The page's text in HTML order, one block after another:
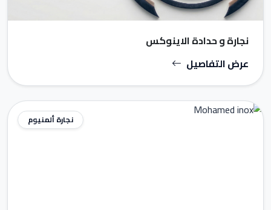
نجارة و حدادة الاينوكس
عرض التفاصيل
نجارة ألمنيوم